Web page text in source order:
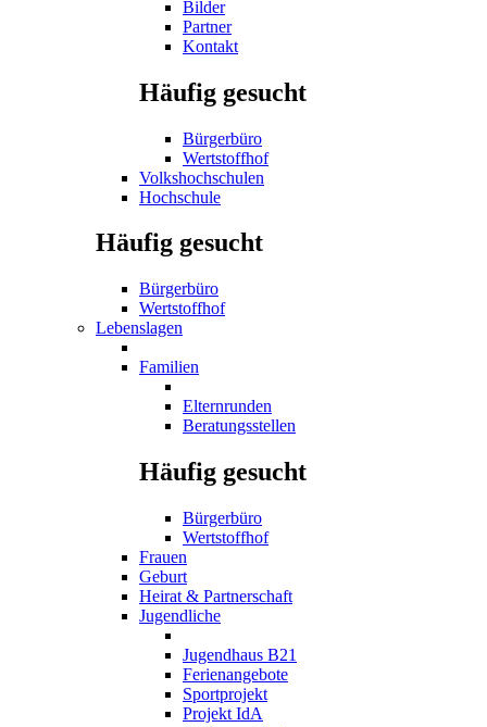
Bilder
Partner
Kontakt
Häufig gesucht
Bürgerbüro
Wertstoffhof
Volkshochschulen
Hochschule
Häufig gesucht
Bürgerbüro
Wertstoffhof
Lebenslagen
Familien
Elternrunden
Beratungsstellen
Häufig gesucht
Bürgerbüro
Wertstoffhof
Frauen
Geburt
Heirat & Partnerschaft
Jugendliche
Jugendhaus B21
Ferienangebote
Sportprojekt
Projekt IdA